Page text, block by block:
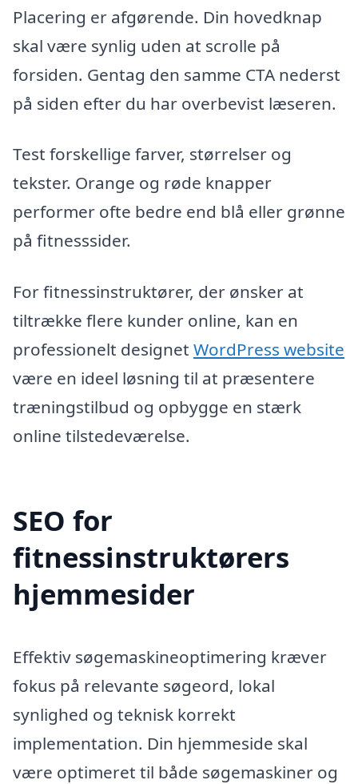
Placering er afgørende. Din hovedknap
skal være synlig uden at scrolle på
forsiden. Gentag den samme CTA nederst
på siden efter du har overbevist læseren.
Test forskellige farver, størrelser og
tekster. Orange og røde knapper
performer ofte bedre end blå eller grønne
på fitnesssider.
For fitnessinstruktører, der ønsker at
tiltrække flere kunder online, kan en
professionelt designet WordPress website
være en ideel løsning til at præsentere
træningstilbud og opbygge en stærk
online tilstedeværelse.
SEO for
fitnessinstruktørers
hjemmesider
Effektiv søgemaskineoptimering kræver
fokus på relevante søgeord, lokal
synlighed og teknisk korrekt
implementation. Din hjemmeside skal
være optimeret til både søgemaskiner og